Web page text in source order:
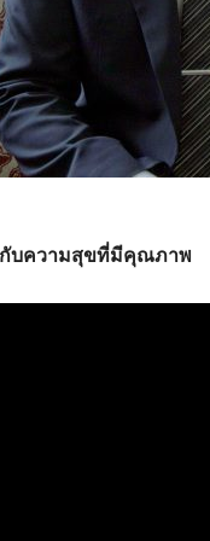
บความสุขที่มีคุณภาพ